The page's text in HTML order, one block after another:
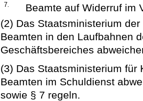
7.
Beamte auf Widerruf im
(2) Das Staatsministerium
Beamten in den Laufbahnen
Geschäftsbereiches
(3) Das Staatsministerium für
Beamten im Schuldienst
sowie § 7 regeln.